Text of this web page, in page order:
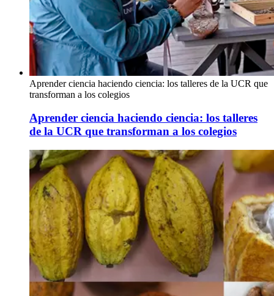
Aprender ciencia haciendo ciencia: los talleres de la UCR que
transforman a los colegios
Aprender ciencia haciendo ciencia: los talleres
de la UCR que transforman a los colegios